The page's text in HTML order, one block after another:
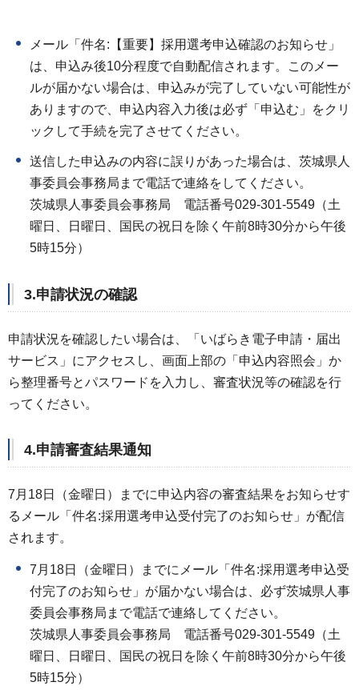
メール「件名:【重要】採用選考申込確認のお知らせ」
は、申込み後10分程度で自動配信されます。このメー
ルが届かない場合は、申込みが完了していない可能性が
ありますので、申込内容入力後は必ず「申込む」をクリ
ックして手続を完了させてください。
送信した申込みの内容に誤りがあった場合は、茨城県人
事委員会事務局まで電話で連絡をしてください。
茨城県人事委員会事務局 電話番号029-301-5549（土
曜日、日曜日、国民の祝日を除く午前8時30分から午後
5時15分）
3.申請状況の確認
申請状況を確認したい場合は、「いばらき電子申請・届出
サービス」にアクセスし、画面上部の「申込内容照会」か
ら整理番号とパスワードを入力し、審査状況等の確認を行
ってください。
4.申請審査結果通知
7月18日（金曜日）までに申込内容の審査結果をお知らせす
るメール「件名:採用選考申込受付完了のお知らせ」が配信
されます。
7月18日（金曜日）までにメール「件名:採用選考申込受
付完了のお知らせ」が届かない場合は、必ず茨城県人事
委員会事務局まで電話で連絡してください。
茨城県人事委員会事務局 電話番号029-301-5549（土
曜日、日曜日、国民の祝日を除く午前8時30分から午後
5時15分）